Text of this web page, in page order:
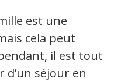
est une
cela peut
il est tout
séjour en